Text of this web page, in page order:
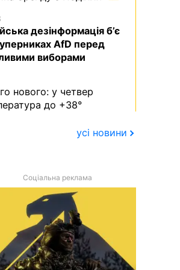
дезінформація б’є
AfD перед
виборами
нового: у четвер
до +38°
усі новини
Соціальна реклама